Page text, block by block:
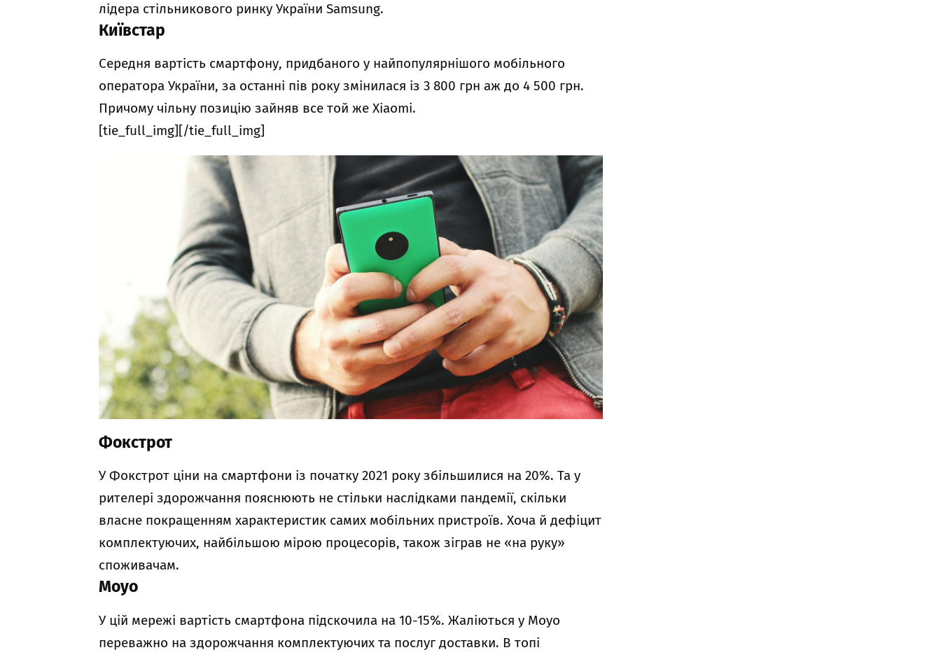
лідера стільникового ринку України Samsung.
Київстар
Середня вартість смартфону, придбаного у найпопулярнішого мобільного
оператора України, за останні пів року змінилася із 3 800 грн аж до 4 500 грн.
Причому чільну позицію зайняв все той же Xiaomi.
[tie_full_img][/tie_full_img]
Фокстрот
У Фокстрот ціни на смартфони із початку 2021 року збільшилися на 20%. Та у
рителері здорожчання пояснюють не стільки наслідками пандемії, скільки
власне покращенням характеристик самих мобільних пристроїв. Хоча й дефіцит
комплектуючих, найбільшою мірою процесорів, також зіграв не «на руку»
споживачам.
Moyo
У цій мережі вартість смартфона підскочила на 10-15%. Жаліються у Moyo
переважно на здорожчання комплектуючих та послуг доставки. В топі